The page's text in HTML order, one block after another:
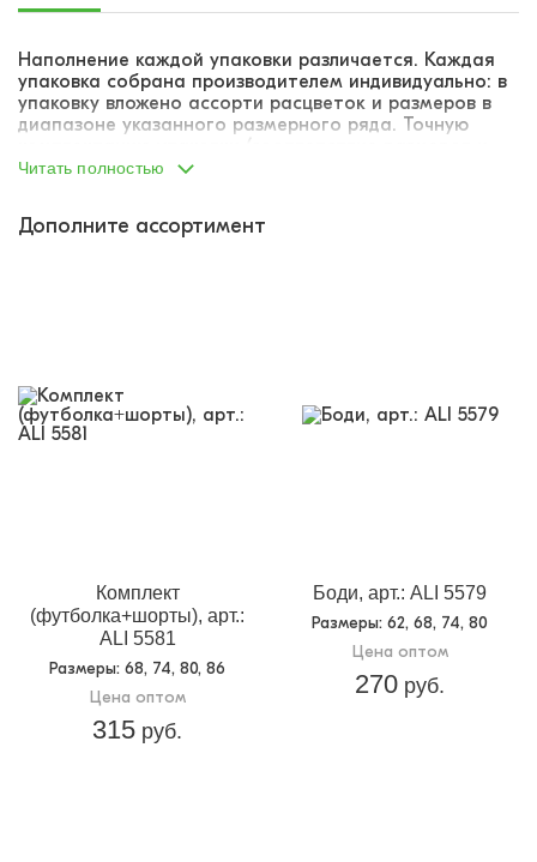
Наполнение каждой упаковки различается. Каждая
упаковка собрана производителем индивидуально: в
упаковку вложено ассорти расцветок и размеров в
диапазоне указанного размерного ряда. Точную
расцветок) указать не представляется возможным.
Читать полностью
Дополните ассортимент
Комплект
(футболка+шорты), арт.:
ALI 5581
Размеры: 68, 74, 80, 86
Цена оптом
315 руб.
Боди, арт.: ALI 5579
Размеры: 62, 68, 74, 80
Цена оптом
270 руб.